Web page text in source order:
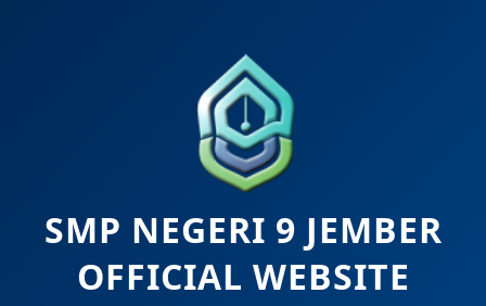
SMP NEGERI 9 JEMBER
OFFICIAL WEBSITE